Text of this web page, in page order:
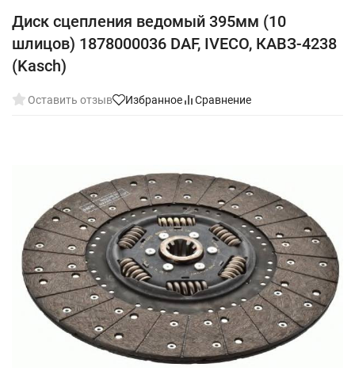
Диск сцепления ведомый 395мм (10
шлицов) 1878000036 DAF, IVECO, КАВЗ-4238
(Kasch)
Оставить отзыв Избранное Сравнение